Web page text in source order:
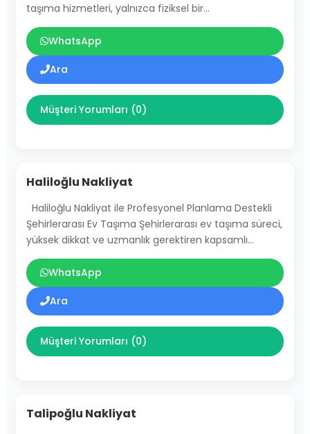
taşıma hizmetleri, yalnızca fiziksel bir…
WhatsApp
Ara
Müşteri Yorumları (0)
Haliloğlu Nakliyat
Haliloğlu Nakliyat ile Profesyonel Planlama Destekli
Şehirlerarası Ev Taşıma Şehirlerarası ev taşıma süreci,
yüksek dikkat ve uzmanlık gerektiren kapsamlı…
WhatsApp
Ara
Müşteri Yorumları (0)
Talipoğlu Nakliyat